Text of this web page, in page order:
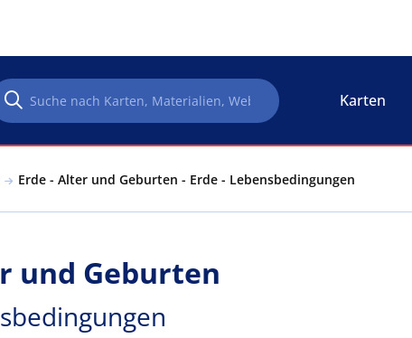
Karten
Erde - Alter und Geburten - Erde - Lebensbedingungen
und Geburten